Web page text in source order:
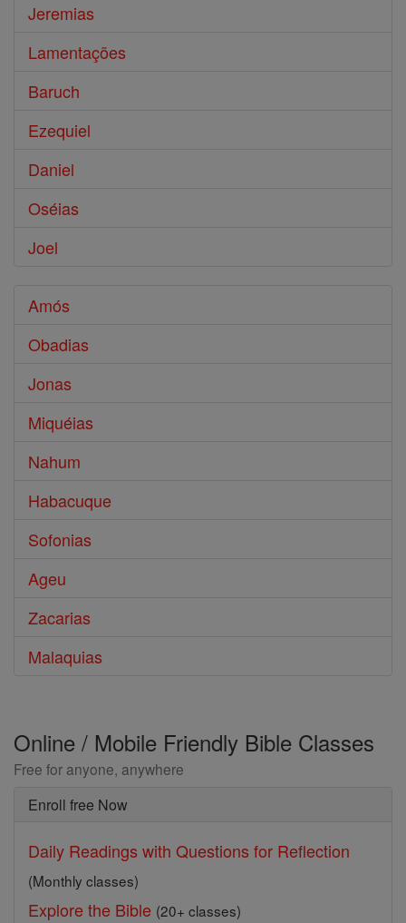
Jeremias
Lamentações
Baruch
Ezequiel
Daniel
Oséias
Joel
Amós
Obadias
Jonas
Miquéias
Nahum
Habacuque
Sofonias
Ageu
Zacarias
Malaquias
Online / Mobile Friendly Bible Classes
Free for anyone, anywhere
Enroll free Now
Daily Readings with Questions for Reflection
(Monthly classes)
Explore the Bible (20+ classes)